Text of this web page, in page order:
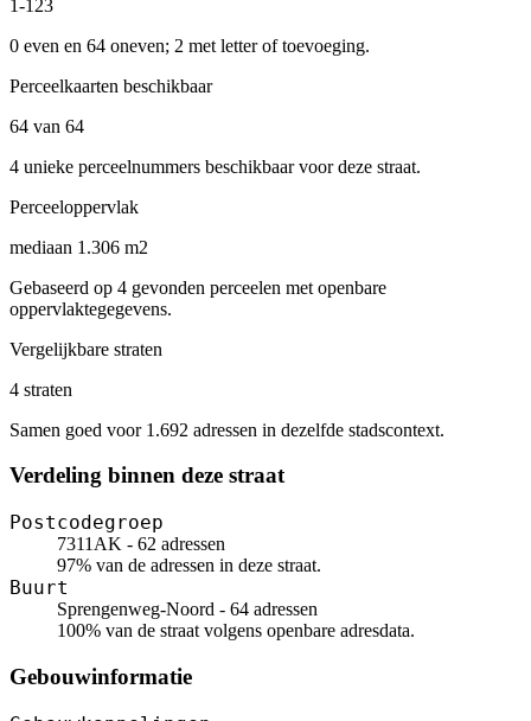
1-123
0 even en 64 oneven; 2 met letter of toevoeging.
Perceelkaarten beschikbaar
64 van 64
4 unieke perceelnummers beschikbaar voor deze straat.
Perceeloppervlak
mediaan 1.306 m2
Gebaseerd op 4 gevonden perceelen met openbare
oppervlaktegegevens.
Vergelijkbare straten
4 straten
Samen goed voor 1.692 adressen in dezelfde stadscontext.
Verdeling binnen deze straat
Postcodegroep
7311AK - 62 adressen
97% van de adressen in deze straat.
Buurt
Sprengenweg-Noord - 64 adressen
100% van de straat volgens openbare adresdata.
Gebouwinformatie